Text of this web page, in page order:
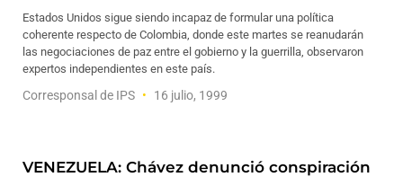
Estados Unidos sigue siendo incapaz de formular una política
coherente respecto de Colombia, donde este martes se reanudarán
las negociaciones de paz entre el gobierno y la guerrilla, observaron
expertos independientes en este país.
Corresponsal de IPS 16 julio, 1999
VENEZUELA: Chávez denunció conspiración